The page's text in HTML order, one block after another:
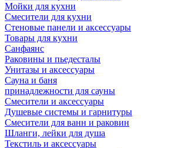
Мойки для кухни
Смесители для кухни
Стеновые панели и аксессуары
Товары для кухни
Санфаянс
Раковины и пьедесталы
Унитазы и аксессуары
Сауна и баня
принадлежности для сауны
Смесители и аксессуары
Душевые системы и гарнитуры
Смесители для ванн и раковин
Шланги, лейки для душа
Текстиль и аксессуары